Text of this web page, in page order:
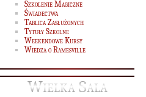
Szkolenie Magiczne
Świadectwa
Tablica Zasłużonych
Tytuły Szkolne
Weekendowe Kursy
Wiedza o Ramesville
Wielka Sala